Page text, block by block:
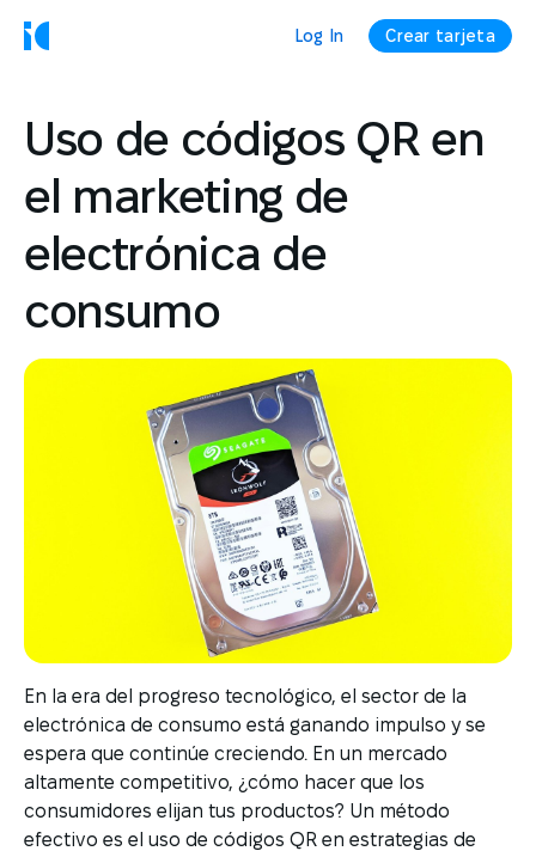
Log In Crear tarjeta
Uso de códigos QR en
el marketing de
electrónica de
consumo
En la era del progreso tecnológico, el sector de la
electrónica de consumo está ganando impulso y se
espera que continúe creciendo. En un mercado
altamente competitivo, ¿cómo hacer que los
consumidores elijan tus productos? Un método
efectivo es el uso de códigos QR en estrategias de